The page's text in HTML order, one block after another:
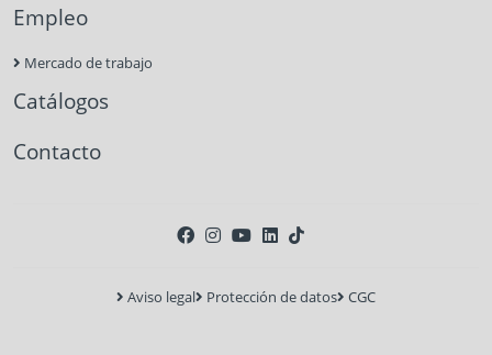
Empleo
Mercado de trabajo
Catálogos
Contacto
Aviso legal Protección de datos CGC